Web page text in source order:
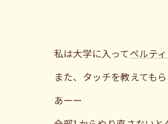
私は大学に入ってペルテ
また、タッチを教えても
あーー